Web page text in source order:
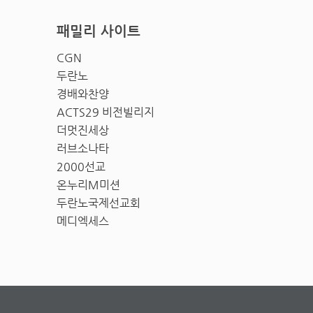
패밀리 사이트
CGN
두란노
경배와찬양
ACTS29 비전빌리지
더멋진세상
러브소나타
2000선교
온누리M미션
두란노국제선교회
메디엑세스